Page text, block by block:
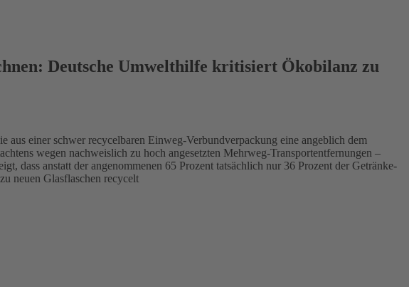
Deutsche Umwelthilfe kritisiert Ökobilanz zu
einer schwer recycelbaren Einweg-Verbundverpackung eine angeblich dem
wegen nachweislich zu hoch angesetzten Mehrweg-Transportentfernungen –
dass anstatt der angenommenen 65 Prozent tatsächlich nur 36 Prozent der Getränke-
neuen Glasflaschen recycelt